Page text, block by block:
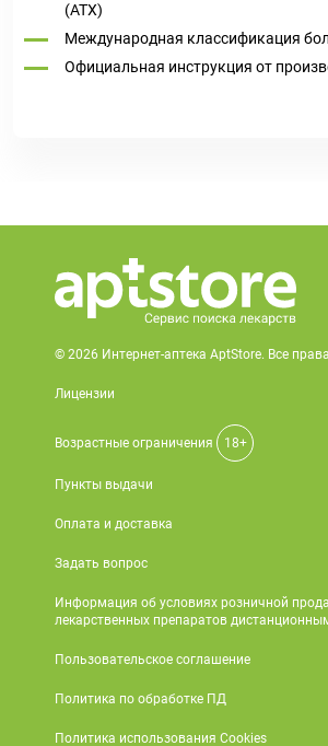
(ATX)
Международная классификация
Официальная инструкция от
© 2026 Интернет-аптека AptStore. Все
Лицензии
Возрастные ограничения 18+
Пункты выдачи
Оплата и доставка
Задать вопрос
Информация об условиях розничной
лекарственных препаратов
Пользовательское соглашение
Политика по обработке ПД
Политика использования Cookies